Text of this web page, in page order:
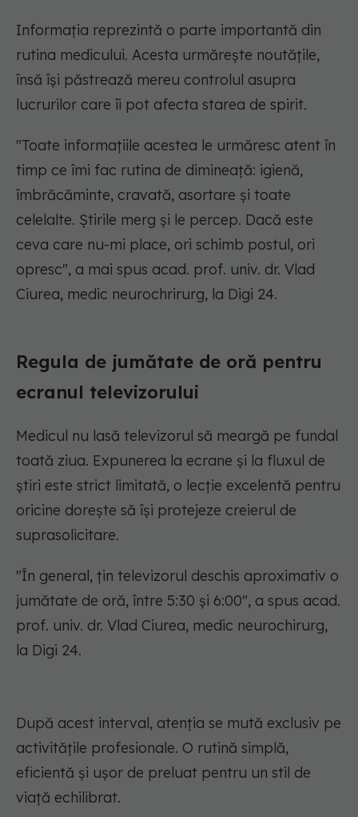
Informația reprezintă o parte importantă din
rutina medicului. Acesta urmărește noutățile,
însă își păstrează mereu controlul asupra
lucrurilor care îi pot afecta starea de spirit.
"Toate informațiile acestea le urmăresc atent în
timp ce îmi fac rutina de dimineață: igienă,
îmbrăcăminte, cravată, asortare și toate
celelalte. Știrile merg și le percep. Dacă este
ceva care nu-mi place, ori schimb postul, ori
opresc", a mai spus acad. prof. univ. dr. Vlad
Ciurea, medic neurochrirurg, la Digi 24.
Regula de jumătate de oră pentru
ecranul televizorului
Medicul nu lasă televizorul să meargă pe fundal
toată ziua. Expunerea la ecrane și la fluxul de
știri este strict limitată, o lecție excelentă pentru
oricine dorește să își protejeze creierul de
suprasolicitare.
"În general, țin televizorul deschis aproximativ o
jumătate de oră, între 5:30 și 6:00", a spus acad.
prof. univ. dr. Vlad Ciurea, medic neurochirurg,
la Digi 24.
După acest interval, atenția se mută exclusiv pe
activitățile profesionale. O rutină simplă,
eficientă și ușor de preluat pentru un stil de
viață echilibrat.